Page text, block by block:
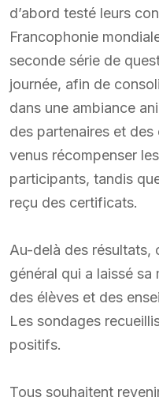
d’abord testé leurs
Francophonie
seconde série de
journée, afin de
dans une ambiance
des partenaires et
venus récompenser
participants, tandis
reçu des certificats.
Au-delà des résultats,
général qui a laissé sa
des élèves et des
Les sondages
positifs.
Tous souhaitent